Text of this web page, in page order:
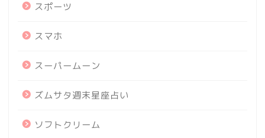
スポーツ
スマホ
スーパームーン
ズムサタ週末星座占い
ソフトクリーム